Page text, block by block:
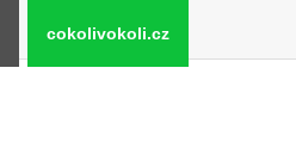
cokolivokoli.cz